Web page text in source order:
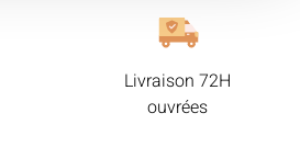
Livraison 72H
ouvrées